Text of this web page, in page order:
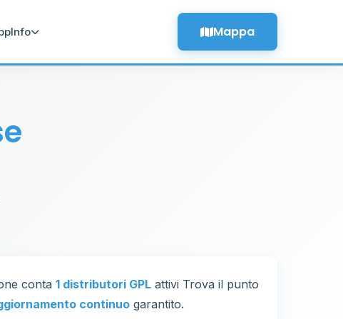
Info Mappa
conta 1 distributori GPL attivi Trova il punto
continuo garantito.